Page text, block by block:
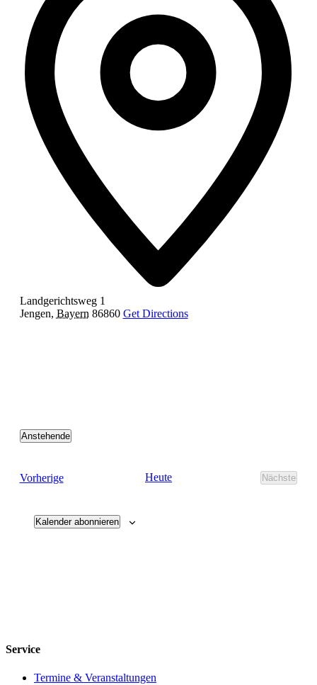
Landgerichtsweg 1
Jengen, Bayern 86860 Get Directions
Anstehende
VorherigeVeranstaltungen Heute
Nächste
Kalender abonnieren
Service
Termine & Veranstaltungen